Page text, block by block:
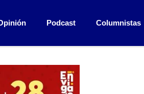
Podcast Columnistas